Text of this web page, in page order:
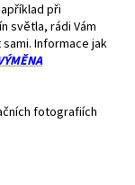
při
světla, rádi Vám
Informace jak
fotografiích